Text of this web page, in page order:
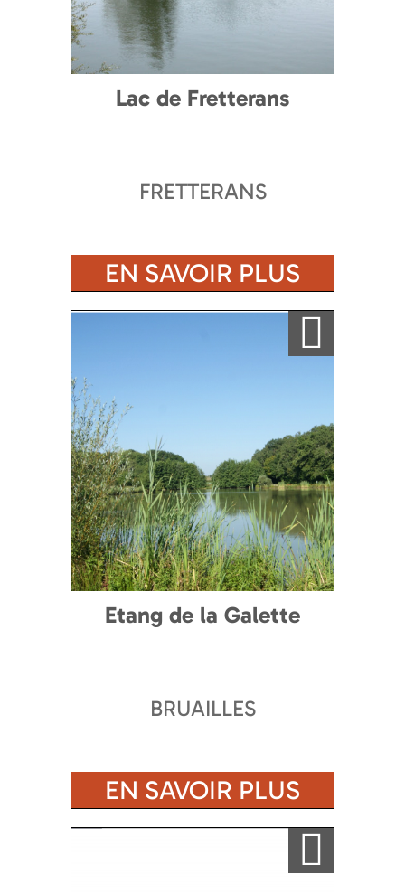
Lac de Fretterans
FRETTERANS
EN SAVOIR PLUS
Ajouter a ma sélection
Etang de la Galette
BRUAILLES
EN SAVOIR PLUS
Ajouter a ma sélection